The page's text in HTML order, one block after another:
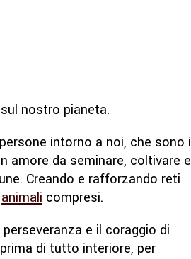
nostro pianeta.
intorno a noi, che sono i
amore da seminare, coltivare e
Creando e rafforzando reti
animali compresi.
e il coraggio di
di tutto interiore, per